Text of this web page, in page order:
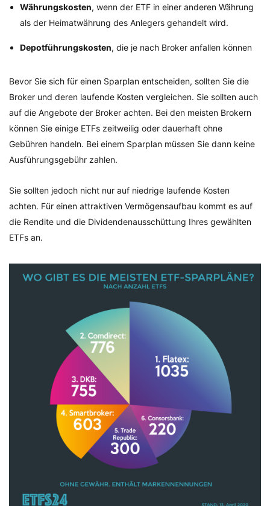
Währungskosten, wenn der ETF in einer anderen Währung
als der Heimatwährung des Anlegers gehandelt wird.
Depotführungskosten, die je nach Broker anfallen können
Bevor Sie sich für einen Sparplan entscheiden, sollten Sie die
Broker und deren laufende Kosten vergleichen. Sie sollten auch
auf die Angebote der Broker achten. Bei den meisten Brokern
können Sie einige ETFs zeitweilig oder dauerhaft ohne
Gebühren handeln. Bei einem Sparplan müssen Sie dann keine
Ausführungsgebühr zahlen.
Sie sollten jedoch nicht nur auf niedrige laufende Kosten
achten. Für einen attraktiven Vermögensaufbau kommt es auf
die Rendite und die Dividendenausschüttung Ihres gewählten
ETFs an.